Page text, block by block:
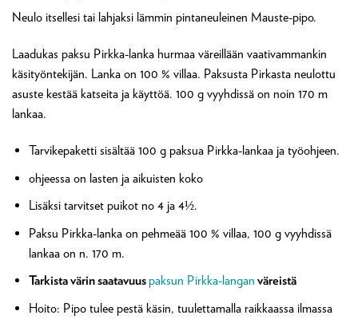
Neulo itsellesi tai lahjaksi lämmin pintaneuleinen Mauste-pipo.
Laadukas paksu Pirkka-lanka hurmaa väreillään vaativammankin
käsityöntekijän. Lanka on 100 % villaa. Paksusta Pirkasta neulottu
asuste kestää katseita ja käyttöä. 100 g vyyhdissä on noin 170 m
lankaa.
Tarvikepaketti sisältää 100 g paksua Pirkka-lankaa ja työohjeen.
ohjeessa on lasten ja aikuisten koko
Lisäksi tarvitset puikot no 4 ja 4½.
Paksu Pirkka-lanka on pehmeää 100 % villaa, 100 g vyyhdissä
lankaa on n. 170 m.
Tarkista värin saatavuuspaksun Pirkka-langan väreistä
Hoito: Pipo tulee pestä käsin, tuulettamalla raikkaassa ilmassa